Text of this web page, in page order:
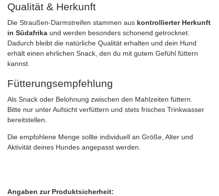
Qualität & Herkunft
Die Straußen‑Darmstreifen stammen aus kontrollierter Herkunft
in Südafrika und werden besonders schonend getrocknet.
Dadurch bleibt die natürliche Qualität erhalten und dein Hund
erhält einen ehrlichen Snack, den du mit gutem Gefühl füttern
kannst.
Fütterungsempfehlung
Als Snack oder Belohnung zwischen den Mahlzeiten füttern.
Bitte nur unter Aufsicht verfüttern und stets frisches Trinkwasser
bereitstellen.
Die empfohlene Menge sollte individuell an Größe, Alter und
Aktivität deines Hundes angepasst werden.
Angaben zur Produktsicherheit: